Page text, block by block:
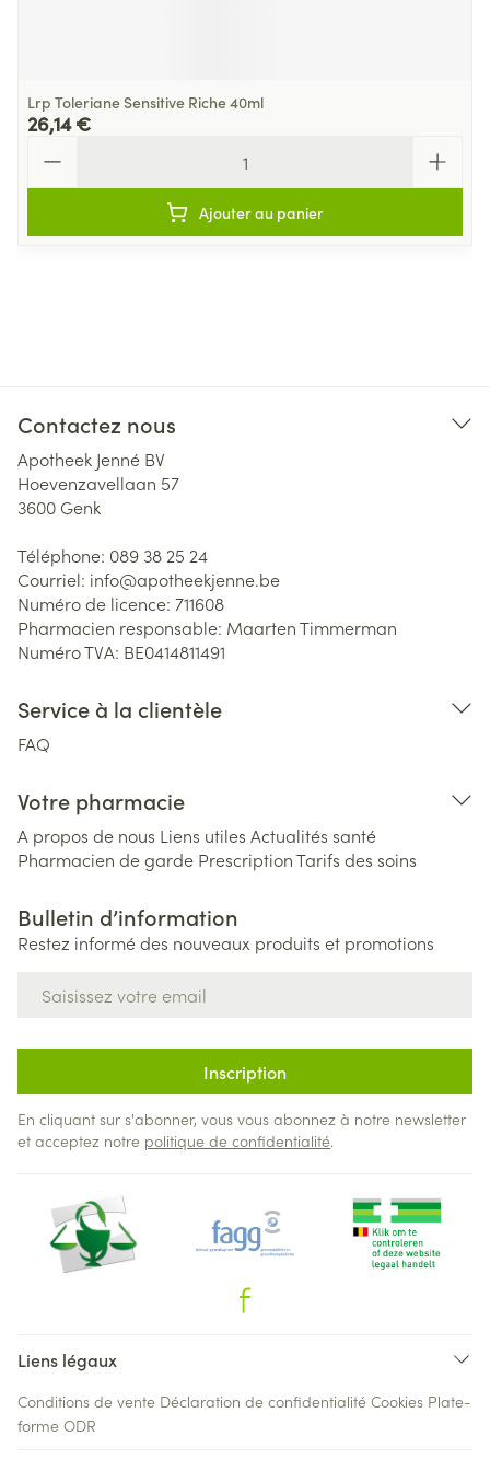
Lrp Toleriane Sensitive Riche 40ml
26,14 €
Ajouter au panier
Contactez nous
Apotheek Jenné BV
Hoevenzavellaan 57
3600 Genk
Téléphone: 089 38 25 24
Courriel: info@apotheekjenne.be
Numéro de licence: 711608
Pharmacien responsable: Maarten Timmerman
Numéro TVA: BE0414811491
Service à la clientèle
FAQ
Votre pharmacie
A propos de nous Liens utiles Actualités santé
Pharmacien de garde PrescriptionTarifs des soins
Bulletin d’information
Restez informé des nouveaux produits et promotions
Inscription
En cliquant sur s'abonner, vous vous abonnez à notre newsletter
et acceptez notre politique de confidentialité.
Liens légaux
Conditions de vente Déclaration de confidentialité Cookies Plate-
forme ODR